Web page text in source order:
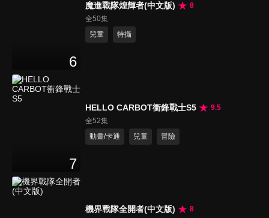
6
魔進戰隊煌輝者(中文版)
8
全50集
兒童
特攝
7
HELLO CARBOT衝鋒戰士S5
9.5
全52集
動畫/卡通
兒童 冒險
機界戰隊全開者(中文版)
8